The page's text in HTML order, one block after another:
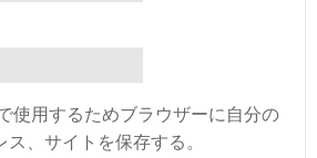
使用するためブラウザーに自分の
、サイトを保存する。